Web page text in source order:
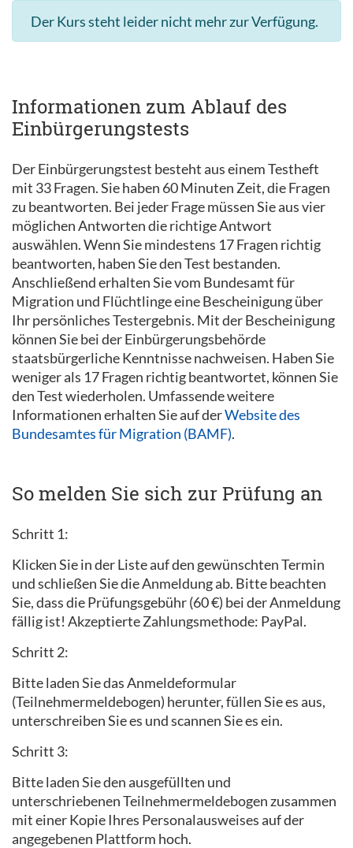
Der Kurs steht leider nicht mehr zur Verfügung.
Informationen zum Ablauf des
Einbürgerungstests
Der Einbürgerungstest besteht aus einem Testheft
mit 33 Fragen. Sie haben 60 Minuten Zeit, die Fragen
zu beantworten. Bei jeder Frage müssen Sie aus vier
möglichen Antworten die richtige Antwort
auswählen. Wenn Sie mindestens 17 Fragen richtig
beantworten, haben Sie den Test bestanden.
Anschließend erhalten Sie vom Bundesamt für
Migration und Flüchtlinge eine Bescheinigung über
Ihr persönliches Testergebnis. Mit der Bescheinigung
können Sie bei der Einbürgerungsbehörde
staatsbürgerliche Kenntnisse nachweisen. Haben Sie
weniger als 17 Fragen richtig beantwortet, können Sie
den Test wiederholen. Umfassende weitere
Informationen erhalten Sie auf derWebsite des
Bundesamtes für Migration (BAMF).
So melden Sie sich zur Prüfung an
Schritt 1:
Klicken Sie in der Liste auf den gewünschten Termin
und schließen Sie die Anmeldung ab. Bitte beachten
Sie, dass die Prüfungsgebühr (60 €) bei der Anmeldung
fällig ist! Akzeptierte Zahlungsmethode: PayPal.
Schritt 2:
Bitte laden Sie das Anmeldeformular
(Teilnehmermeldebogen) herunter, füllen Sie es aus,
unterschreiben Sie es und scannen Sie es ein.
Schritt 3:
Bitte laden Sie den ausgefüllten und
unterschriebenen Teilnehmermeldebogen zusammen
mit einer Kopie Ihres Personalausweises auf der
angegebenen Plattform hoch.